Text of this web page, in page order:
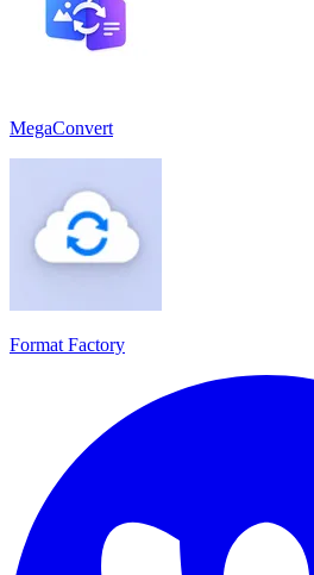
MegaConvert
Format Factory